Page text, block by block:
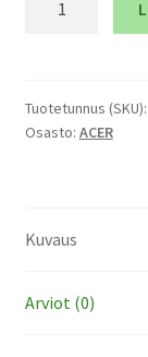
polttimo
ja
Tuotetunnus (SKU):
Osasto: ACER
Kuvaus
Arviot (0)